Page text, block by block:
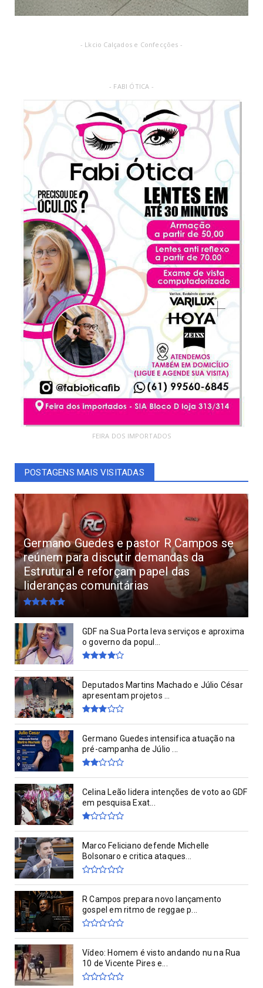
- Lkcio Calçados e Confecções -
- FABI ÓTICA -
FEIRA DOS IMPORTADOS
POSTAGENS MAIS VISITADAS
Germano Guedes e pastor R Campos se
reúnem para discutir demandas da
Estrutural e reforçam papel das
lideranças comunitárias
GDF na Sua Porta leva serviços e aproxima
o governo da popul...
Deputados Martins Machado e Júlio César
apresentam projetos ...
Germano Guedes intensifica atuação na
pré-campanha de Júlio ...
Celina Leão lidera intenções de voto ao GDF
em pesquisa Exat...
Marco Feliciano defende Michelle
Bolsonaro e critica ataques...
R Campos prepara novo lançamento
gospel em ritmo de reggae p...
Vídeo: Homem é visto andando nu na Rua
10 de Vicente Pires e...